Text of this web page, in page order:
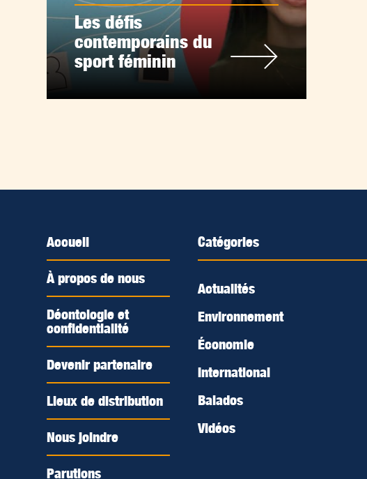
Les défis
contemporains du
sport féminin
Accueil
À propos de nous
Déontologie et
confidentialité
Devenir partenaire
Lieux de distribution
Nous joindre
Parutions
Catégories
Actualités
Environnement
Économie
International
Balados
Vidéos